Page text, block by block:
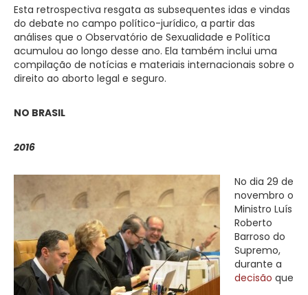
Esta retrospectiva resgata as subsequentes idas e vindas
do debate no campo político-jurídico, a partir das
análises que o Observatório de Sexualidade e Política
acumulou ao longo desse ano. Ela também inclui uma
compilação de notícias e materiais internacionais sobre o
direito ao aborto legal e seguro.
NO BRASIL
2016
No dia 29 de
novembro o
Ministro Luís
Roberto
Barroso do
Supremo,
durante a
decisão que